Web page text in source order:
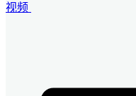
视频